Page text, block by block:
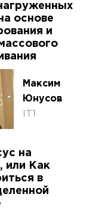
основе
и
Максим
Юнусов
IT1
на
или Как
в